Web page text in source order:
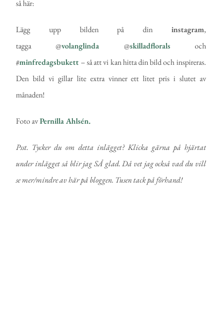
så här:
Lägg upp bilden på din instagram,
tagga @volanglinda @skilladflorals och
#minfredagsbukett – så att vi kan hitta din bild och inspireras.
Den bild vi gillar lite extra vinner ett litet pris i slutet av
månaden!
Foto avPernilla Ahlsén.
Psst. Tycker du om detta inlägget? Klicka gärna på hjärtat
under inlägget så blir jag SÅ glad. Då vet jag också vad du vill
se mer/mindre av här på bloggen. Tusen tack på förhand!